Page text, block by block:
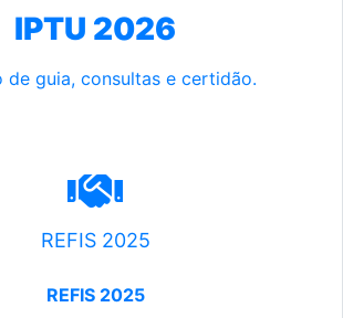
IPTU 2026
de guia, consultas e certidão.
REFIS 2025
REFIS 2025